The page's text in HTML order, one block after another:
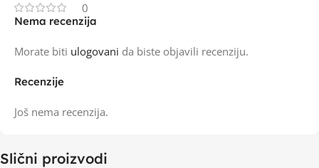
0
Recenzije
Još nema recenzija.
Nema recenzija
Morate biti ulogovani da biste objavili recenziju.
Slični proizvodi